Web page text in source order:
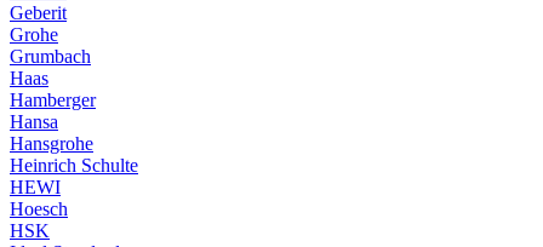
Geberit
Grohe
Grumbach
Haas
Hamberger
Hansa
Hansgrohe
Heinrich Schulte
HEWI
Hoesch
HSK